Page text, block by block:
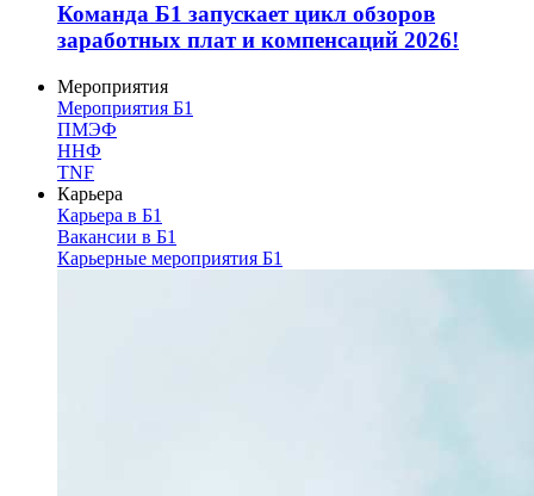
Команда Б1 запускает цикл обзоров
заработных плат и компенсаций 2026!
Мероприятия
Мероприятия Б1
ПМЭФ
ННФ
TNF
Карьера
Карьера в Б1
Вакансии в Б1
Карьерные мероприятия Б1